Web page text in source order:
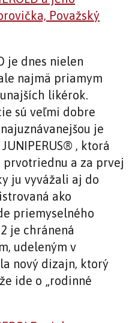
je dnes nielen
najmä priamym
likérok.
sú veľmi dobre
je
, ktorá
prvotriednu a za prvej
ju vyvážali aj do
ako
priemyselného
je chránená
udeleným v
nový dizajn, ktorý
ide o „rodinné